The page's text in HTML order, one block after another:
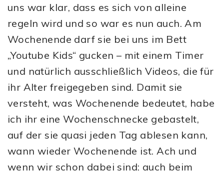
uns war klar, dass es sich von alleine
regeln wird und so war es nun auch. Am
Wochenende darf sie bei uns im Bett
„Youtube Kids“ gucken – mit einem Timer
und natürlich ausschließlich Videos, die für
ihr Alter freigegeben sind. Damit sie
versteht, was Wochenende bedeutet, habe
ich ihr eine Wochenschnecke gebastelt,
auf der sie quasi jeden Tag ablesen kann,
wann wieder Wochenende ist. Ach und
wenn wir schon dabei sind: auch beim